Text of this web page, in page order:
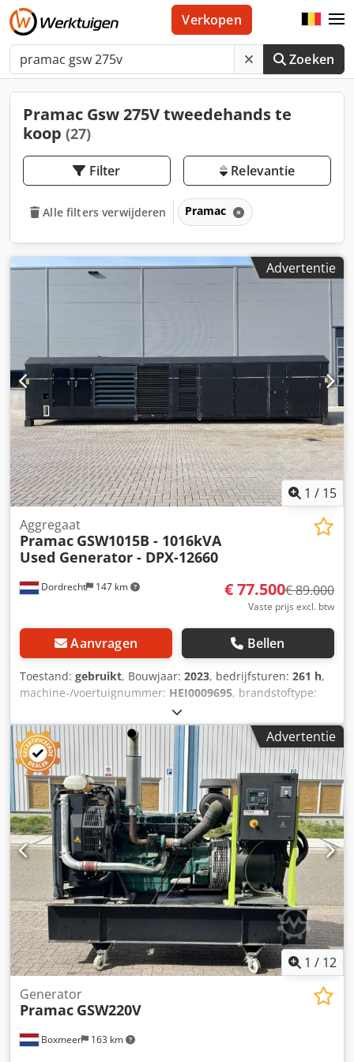
Zoeken
Verkopen
Pramac Gsw 275V tweedehands te
koop (27)
Filter Relevantie
Alle filters verwijderen Pramac
Advertentie
1 / 15
Dordrecht 147 km
Aggregaat
Pramac GSW1015B - 1016kVA
Used Generator - DPX-12660
€ 77.500€ 89.000
Vaste prijs excl. btw
Aanvragen Bellen
Toestand: gebruikt, Bouwjaar: 2023, bedrijfsturen: 261 h,
machine-/voertuignummer: HEI0009695, brandstoftype:
Baudouin 12M26 G1000/5
Toepassing: Bouw Leeggewicht: 18.000 kg
Generatorvermogen: 1.016 kVA Laadruimtematen: 1219 x
244 x 258 cm CE-markering: ja Productieland: IT Neem
contact op met het DPX-team voor meer informatie. = Extra
opties en toebehoren = Dsdpsyv Umkjfx Aqgewa - Accu -
Bedieningspaneel - Stalen dak - Tank
Advertentie
1 / 12
Boxmeer 163 km
Generator
Pramac GSW220V